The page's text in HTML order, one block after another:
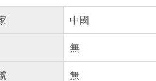
中國
無
無